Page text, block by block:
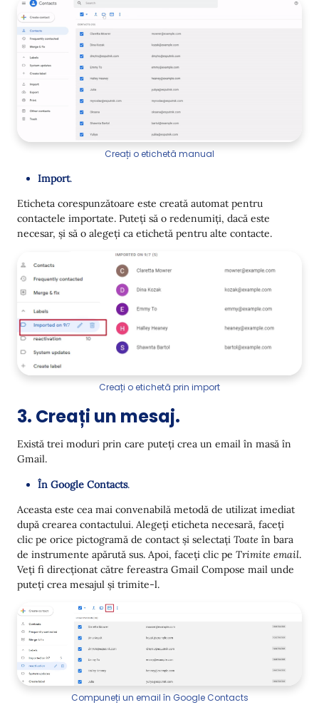
Creați o etichetă manual
Import.
Eticheta corespunzătoare este creată automat pentru
contactele importate. Puteți să o redenumiți, dacă este
necesar, și să o alegeți ca etichetă pentru alte contacte.
Creați o etichetă prin import
3. Creați un mesaj.
Există trei moduri prin care puteți crea un email în masă în
Gmail.
În Google Contacts.
Aceasta este cea mai convenabilă metodă de utilizat imediat
după crearea contactului. Alegeți eticheta necesară, faceți
clic pe orice pictogramă de contact și selectați Toate în bara
de instrumente apărută sus. Apoi, faceți clic pe Trimite email.
Veți fi direcționat către fereastra Gmail Compose mail unde
puteți crea mesajul și trimite-l.
Compuneți un email în Google Contacts